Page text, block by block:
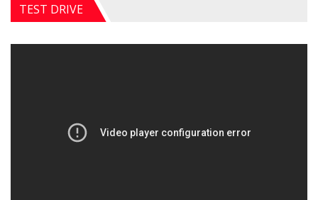
TEST DRIVE